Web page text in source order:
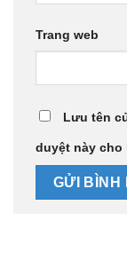
Trang web
Lưu tên
duyệt này cho